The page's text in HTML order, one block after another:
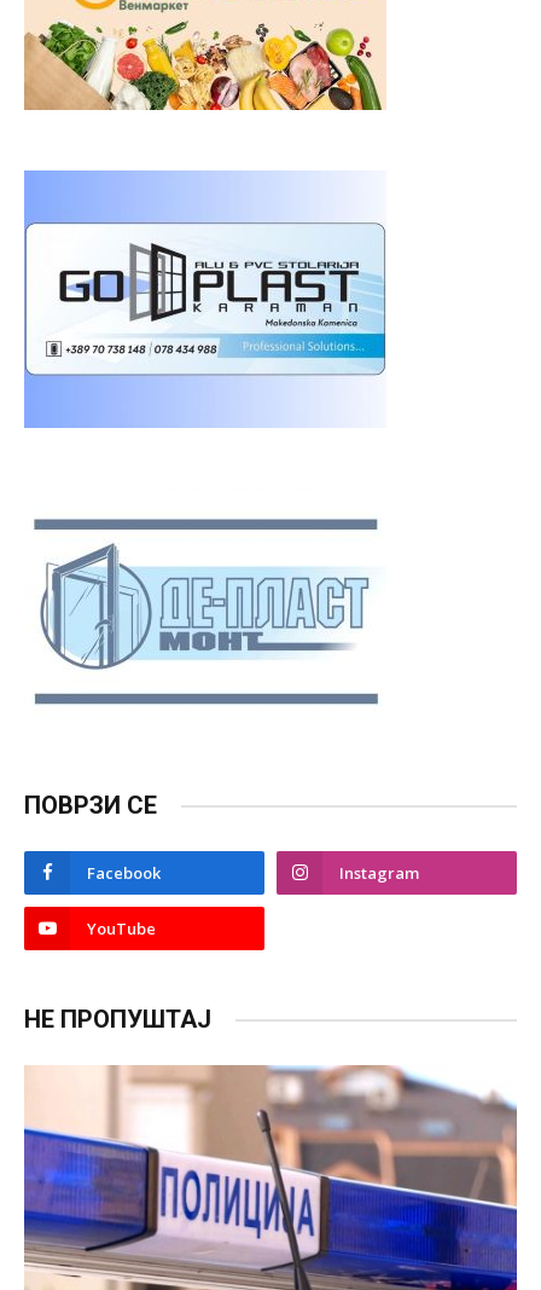
ПОВРЗИ СЕ
Facebook Instagram
YouTube
НЕ ПРОПУШТАЈ